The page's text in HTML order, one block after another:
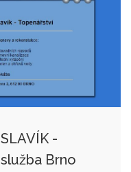
-
Brno